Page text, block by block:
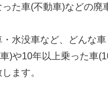
た車(不動車)などの廃
水没車など、どんな車
)や10年以上乗った車
ます。